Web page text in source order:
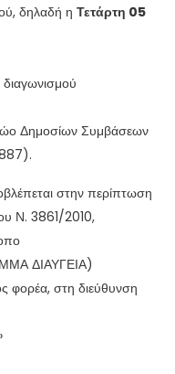
δηλαδή η Τετάρτη 05
Δημοσίων Συμβάσεων
στην περίπτωση
Ν. 3861/2010,
ΔΙΑΥΓΕΙΑ)
φορέα, στη διεύθυνση